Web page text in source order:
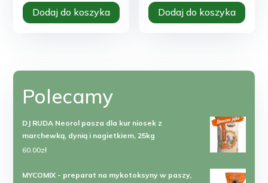
Dodaj do koszyka Dodaj do koszyka
Polecamy
DJ RUDA Neorol pasza dla kur niosek z
marchewką, dynią i nagietkiem, 25kg
60.00zł
MYCOMIX - preparat na mykotoksyny w paszy,